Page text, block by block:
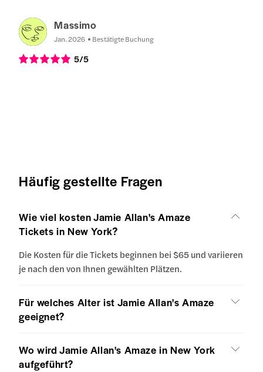
Massimo
Jan. 2026 Bestätigte Buchung
5/5
Häufig gestellte Fragen
Wie viel kosten Jamie Allan's Amaze
Tickets in New York?
Die Kosten für die Tickets beginnen bei $65 und variieren
je nach den von Ihnen gewählten Plätzen.
Für welches Alter ist Jamie Allan's Amaze
geeignet?
Wo wird Jamie Allan's Amaze in New York
aufgeführt?